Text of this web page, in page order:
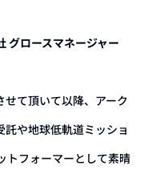
グロースマネージャー
て頂いて以降、アーク
や地球低軌道ミッショ
トフォーマーとして素晴